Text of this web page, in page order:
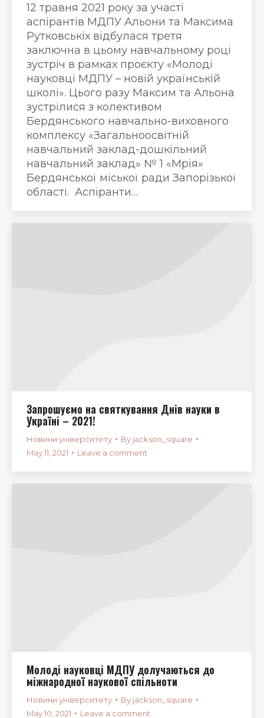
12 травня 2021 року за участі
аспірантів МДПУ Альони та Максима
Рутковськіх відбулася третя
заключна в цьому навчальному році
зустріч в рамках проєкту «Молоді
науковці МДПУ – новій українській
школі». Цього разу Максим та Альона
зустрілися з колективом
Бердянського навчально-виховного
комплексу «Загальноосвітній
навчальний заклад-дошкільний
навчальний заклад» № 1 «Мрія»
Бердянської міської ради Запорізької
області. Аспіранти…
Запрошуємо на святкування Днів науки в
Україні – 2021!
Новини університету By jackson_square
May 11, 2021
Leave a comment
Молоді науковці МДПУ долучаються до
міжнародної наукової спільноти
Новини університету By jackson_square
May 10, 2021
Leave a comment